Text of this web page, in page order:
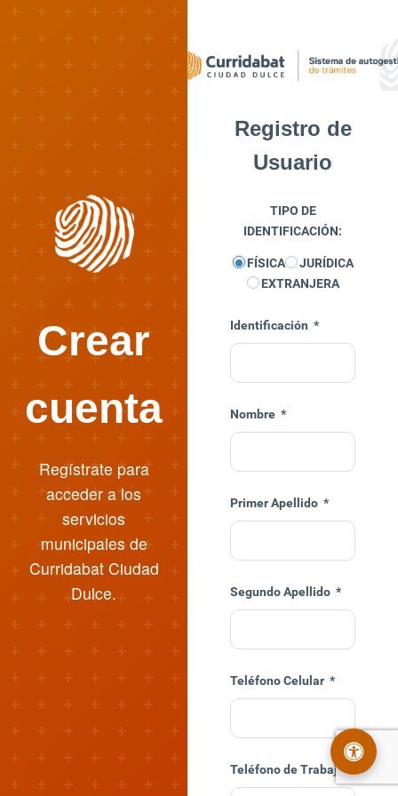
Crear
cuenta
Regístrate para
acceder a los
servicios
municipales de
Curridabat Ciudad
Dulce.
Registro de
Usuario
TIPO DE
IDENTIFICACIÓN:
FÍSICA
JURÍDICA
EXTRANJERA
Identificación *
Nombre *
Primer Apellido *
Segundo Apellido *
Teléfono Celular *
Teléfono de Trabajo